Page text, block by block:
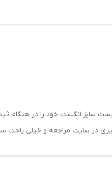
کافیست سایز انگشت خود را در
در سایت مراجعه و خیلی راحت